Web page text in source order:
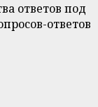
ответов под
ответов